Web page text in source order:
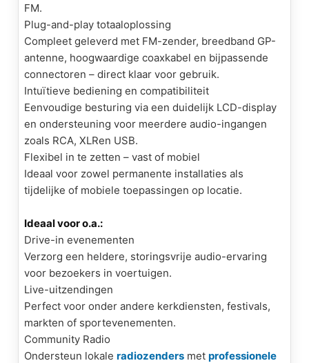
FM.
Plug-and-play totaaloplossing
Compleet geleverd met FM-zender, breedband GP-
antenne, hoogwaardige coaxkabel en bijpassende
connectoren – direct klaar voor gebruik.
Intuïtieve bediening en compatibiliteit
Eenvoudige besturing via een duidelijk LCD-display
en ondersteuning voor meerdere audio-ingangen
zoals RCA, XLRen USB.
Flexibel in te zetten – vast of mobiel
Ideaal voor zowel permanente installaties als
tijdelijke of mobiele toepassingen op locatie.
Ideaal voor o.a.:
Drive-in evenementen
Verzorg een heldere, storingsvrije audio-ervaring
voor bezoekers in voertuigen.
Live-uitzendingen
Perfect voor onder andere kerkdiensten, festivals,
markten of sportevenementen.
Community Radio
Ondersteun lokale radiozenders met professionele